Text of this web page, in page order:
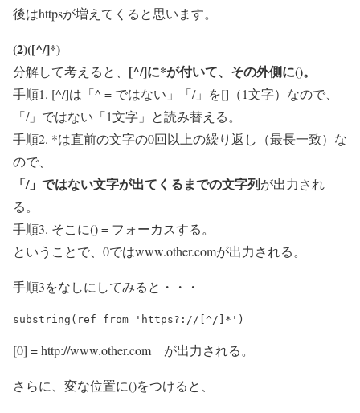
後はhttpsが増えてくると思います。
(2)([^/]*)
分解して考えると、 [^/]に*が付いて、その外側に()。
手順1. [^/]は「^ = ではない」「/」を[]（1文字）なので、
「/」ではない「1文字」と読み替える。
手順2. *は直前の文字の0回以上の繰り返し（最長一致）な
ので、
「/」ではない文字が出てくるまでの文字列が出力され
る。
手順3. そこに() = フォーカスする。
ということで、0ではwww.other.comが出力される。
手順3をなしにしてみると・・・
[0] = http://www.other.com が出力される。
さらに、変な位置に()をつけると、